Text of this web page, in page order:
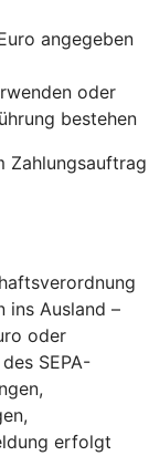
angegeben
oder
bestehen
Zahlungsauftrag
ins Ausland –
oder
SEPA-
erfolgt